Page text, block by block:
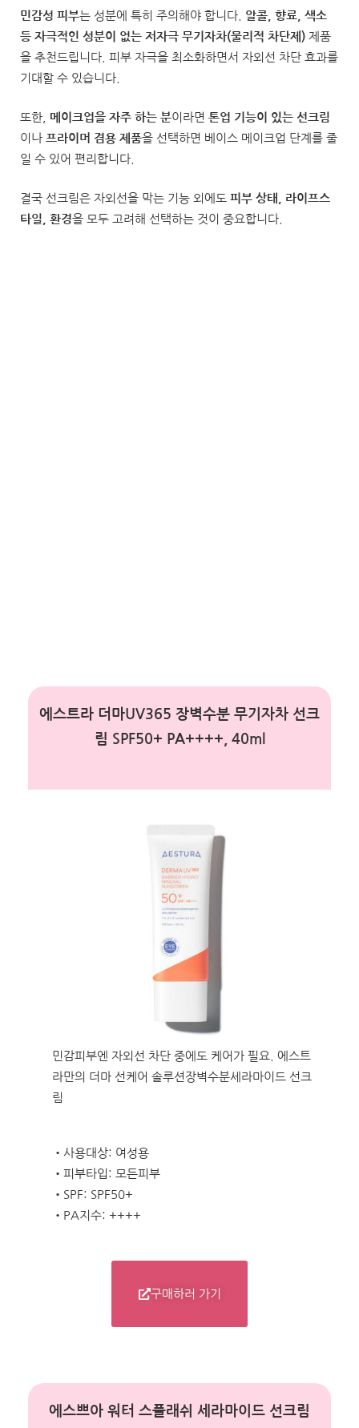
민감성 피부는 성분에 특히 주의해야 합니다. 알콜, 향료, 색소
등 자극적인 성분이 없는 저자극 무기자차(물리적 차단제) 제품
을 추천드립니다. 피부 자극을 최소화하면서 자외선 차단 효과를
기대할 수 있습니다.
또한, 메이크업을 자주 하는 분이라면 톤업 기능이 있는 선크림
이나 프라이머 겸용 제품을 선택하면 베이스 메이크업 단계를 줄
일 수 있어 편리합니다.
결국 선크림은 자외선을 막는 기능 외에도 피부 상태, 라이프스
타일, 환경을 모두 고려해 선택하는 것이 중요합니다.
에스트라 더마UV365 장벽수분 무기자차 선크
림 SPF50+ PA++++, 40ml
민감피부엔 자외선 차단 중에도 케어가 필요. 에스트
라만의 더마 선케어 솔루션장벽수분세라마이드 선크
림
•사용대상: 여성용
•피부타입: 모든피부
•SPF: SPF50+
•PA지수: ++++
구매하러 가기
에스쁘아 워터 스플래쉬 세라마이드 선크림